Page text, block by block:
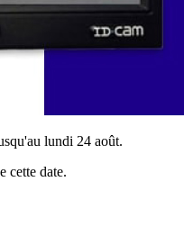
lundi 24 août.
cette date.